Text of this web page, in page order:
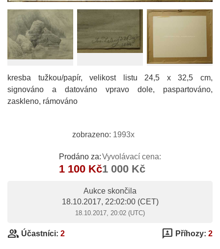
kresba tužkou/papír, velikost listu 24,5 x 32,5 cm,
signováno a datováno vpravo dole, paspartováno,
zaskleno, rámováno
zobrazeno: 1993x
Prodáno za:
1 100 Kč
Vyvolávací cena:
1 000 Kč
Aukce skončila
18.10.2017, 22:02:00(CET)
18.10.2017, 20:02 (UTC)
group Účastníci: 2 3p Příhozy: 2